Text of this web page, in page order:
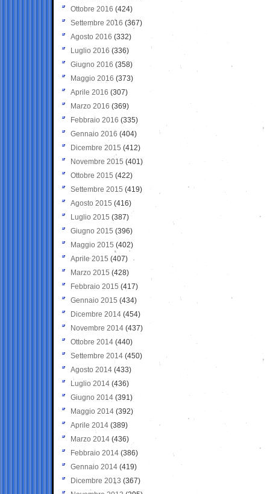
Ottobre 2016 (424)
Settembre 2016 (367)
Agosto 2016 (332)
Luglio 2016 (336)
Giugno 2016 (358)
Maggio 2016 (373)
Aprile 2016 (307)
Marzo 2016 (369)
Febbraio 2016 (335)
Gennaio 2016 (404)
Dicembre 2015 (412)
Novembre 2015 (401)
Ottobre 2015 (422)
Settembre 2015 (419)
Agosto 2015 (416)
Luglio 2015 (387)
Giugno 2015 (396)
Maggio 2015 (402)
Aprile 2015 (407)
Marzo 2015 (428)
Febbraio 2015 (417)
Gennaio 2015 (434)
Dicembre 2014 (454)
Novembre 2014 (437)
Ottobre 2014 (440)
Settembre 2014 (450)
Agosto 2014 (433)
Luglio 2014 (436)
Giugno 2014 (391)
Maggio 2014 (392)
Aprile 2014 (389)
Marzo 2014 (436)
Febbraio 2014 (386)
Gennaio 2014 (419)
Dicembre 2013 (367)